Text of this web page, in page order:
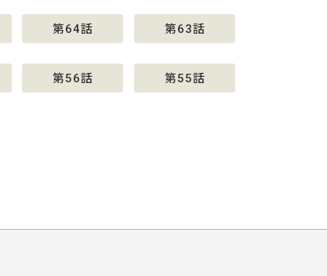
第64話 第63話
第56話 第55話